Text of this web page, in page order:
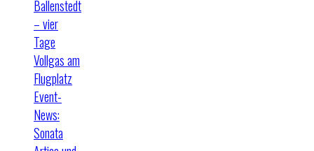
Ballenstedt
– vier
Tage
Vollgas am
Flugplatz
Event-
News:
Sonata